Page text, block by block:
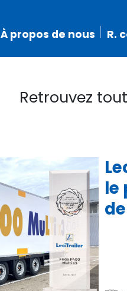
À propos de nous R.
Retrouvez
le